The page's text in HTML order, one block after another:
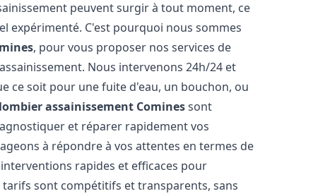
peuvent surgir à tout moment, ce
expérimenté. C'est pourquoi nous sommes
, pour vous proposer nos services de
Nous intervenons 24h/24 et
ce soit pour une fuite d'eau, un bouchon, ou
assainissement Cominessont
et réparer rapidement vos
à répondre à vos attentes en termes de
rapides et efficaces pour
sont compétitifs et transparents, sans